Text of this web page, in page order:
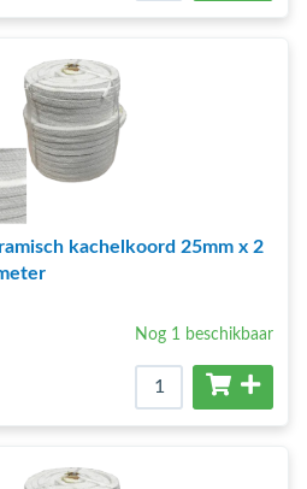
kachelkoord 25mm x 2
Nog 1 beschikbaar